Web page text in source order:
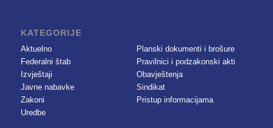
KATEGORIJE
Aktuelno
Federalni štab
Izvještaji
Javne nabavke
Zakoni
Uredbe
Planski dokumenti i brošure
Pravilnici i podzakonski akti
Obavještenja
Sindikat
Pristup informacijama